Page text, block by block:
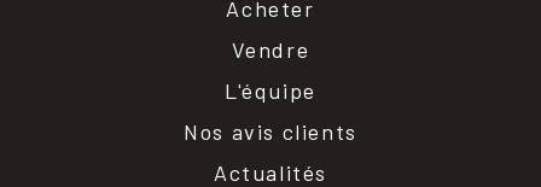
Acheter
Vendre
L'équipe
Nos avis clients
Actualités